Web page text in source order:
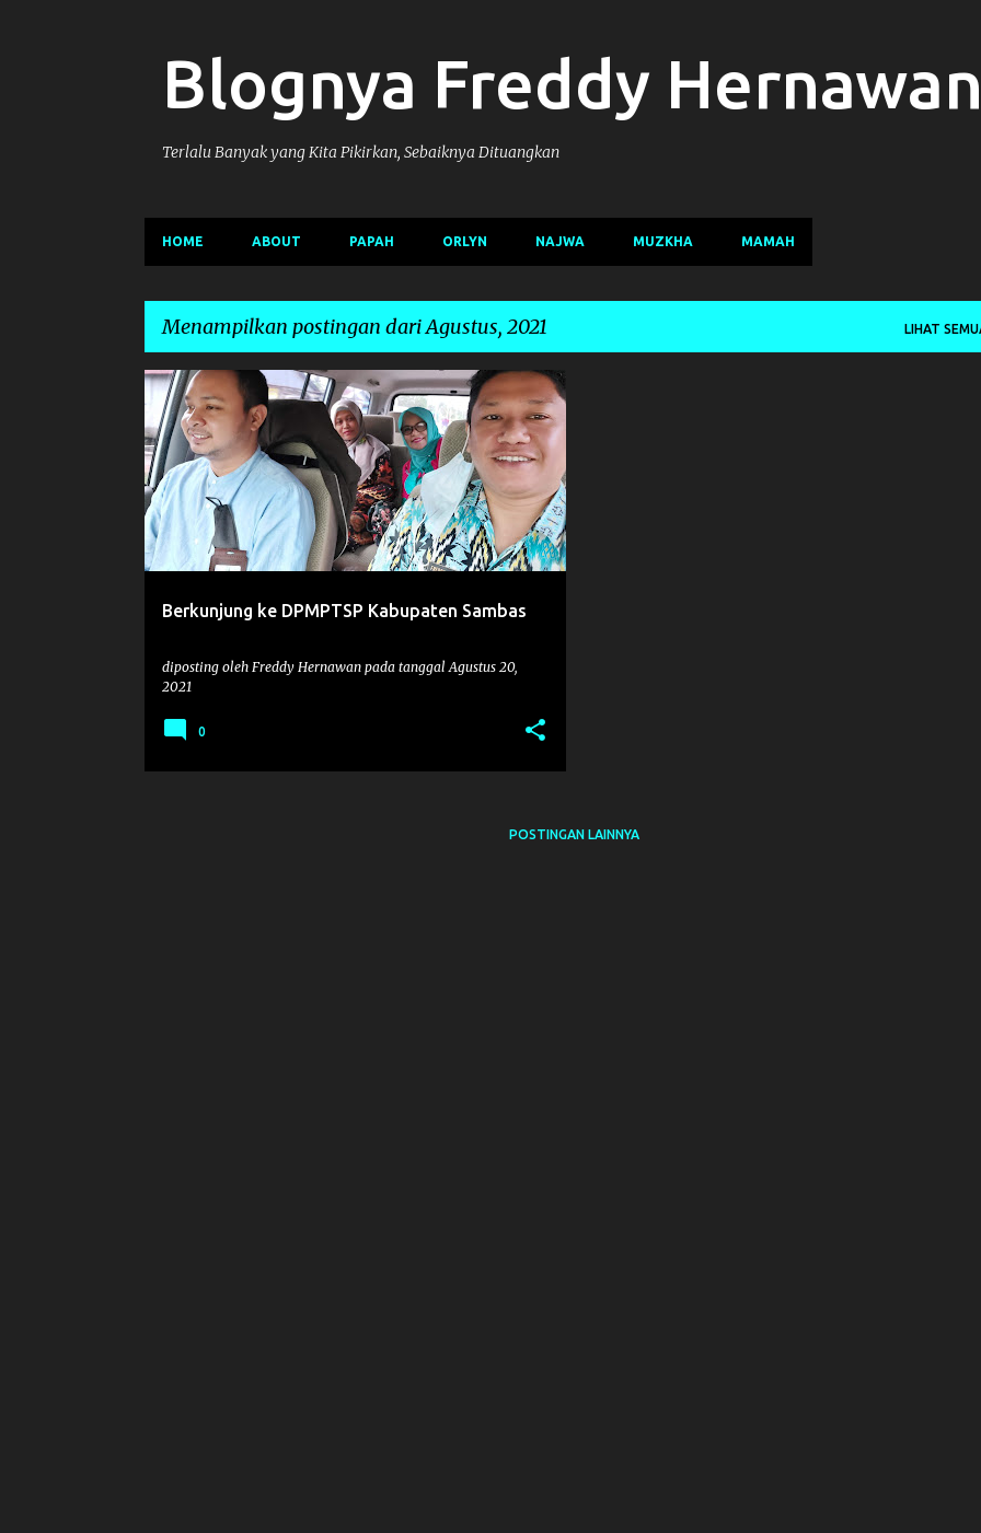
Blognya Freddy Hernawan
Terlalu Banyak yang Kita Pikirkan, Sebaiknya Dituangkan
HOME ABOUT PAPAH ORLYN NAJWA MUZKHA MAMAH
Menampilkan postingan dari Agustus, 2021 LIHAT
P
o
s
t
i
n
Berkunjung ke DPMPTSP Kabupaten Sambas
diposting oleh Freddy Hernawan pada tanggalAgustus 20,
2021
DPMKUKMPTSP KEDINASAN PROGRAM2021
0
POSTINGAN LAINNYA